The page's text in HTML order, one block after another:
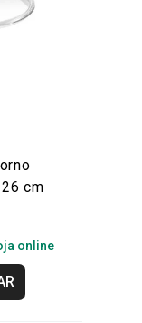
cm
online